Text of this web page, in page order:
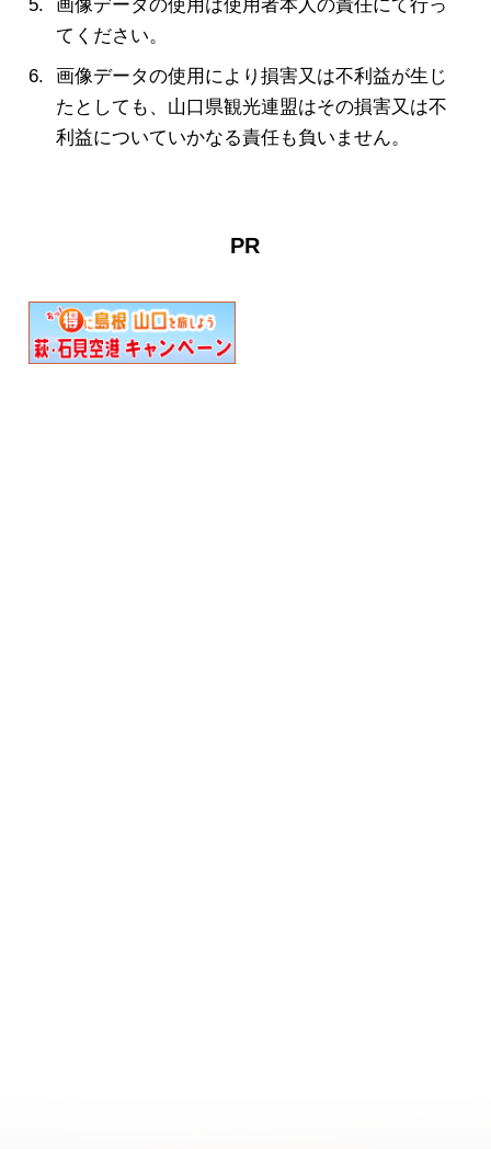
画像データの使用は使用者本人の責任にて行っ
てください。
画像データの使用により損害又は不利益が生じ
たとしても、山口県観光連盟はその損害又は不
利益についていかなる責任も負いません。
PR